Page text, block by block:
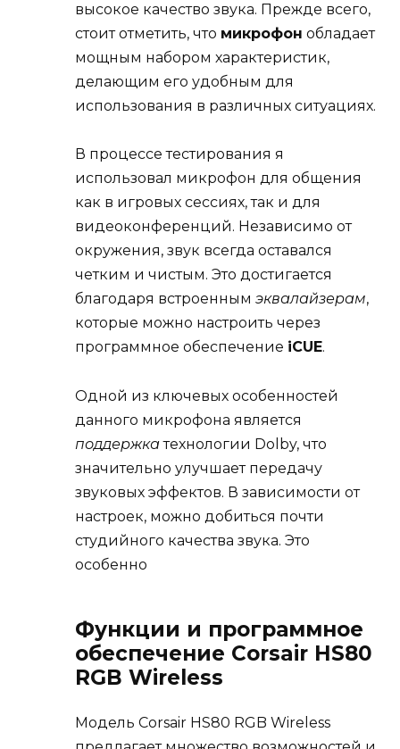
высокое качество звука. Прежде всего,
стоит отметить, что микрофон обладает
мощным набором характеристик,
делающим его удобным для
использования в различных ситуациях.
В процессе тестирования я
использовал микрофон для общения
как в игровых сессиях, так и для
видеоконференций. Независимо от
окружения, звук всегда оставался
четким и чистым. Это достигается
благодаря встроенным эквалайзерам,
которые можно настроить через
программное обеспечение iCUE.
Одной из ключевых особенностей
данного микрофона является
поддержкатехнологии Dolby, что
значительно улучшает передачу
звуковых эффектов. В зависимости от
настроек, можно добиться почти
студийного качества звука. Это
особенно
Функции и программное
обеспечение Corsair HS80
RGB Wireless
Модель Corsair HS80 RGB Wireless